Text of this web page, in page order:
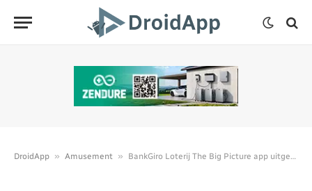
DroidApp » Amusement » BankGiro Loterij The Big Picture app uitgebracht voor Android
Picture app uitgebracht voor
Android